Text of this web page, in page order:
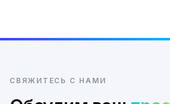
СВЯЖИТЕСЬ С НАМИ